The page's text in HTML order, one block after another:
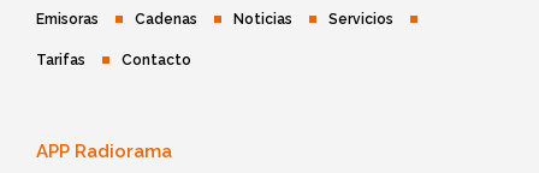
Emisoras Cadenas Noticias Servicios
Tarifas Contacto
APP Radiorama